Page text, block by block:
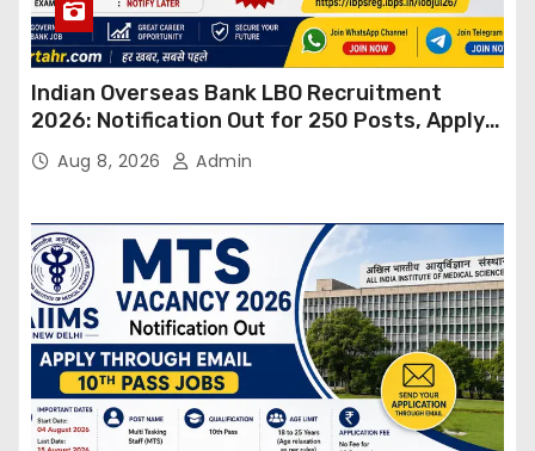
Indian Overseas Bank LBO Recruitment
2026: Notification Out for 250 Posts, Apply
OnlineAug 8, 2026 Admin